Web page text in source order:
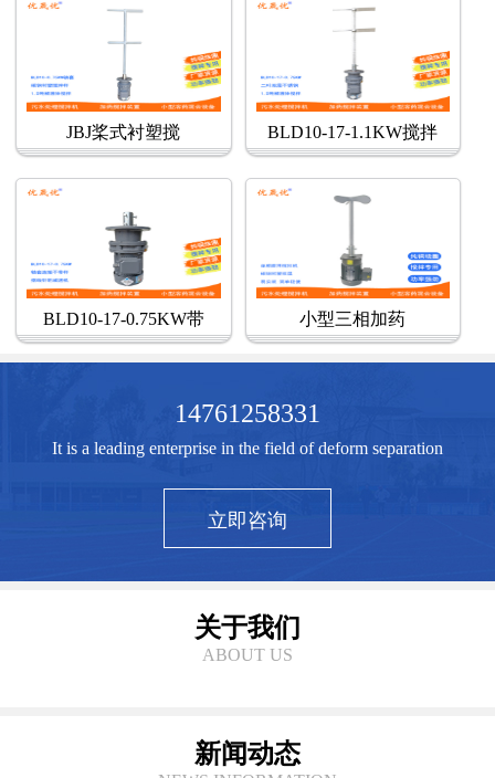
JBJ桨式衬塑搅 BLD10-17-1.1KW搅拌
BLD10-17-0.75KW带 小型三相加药
14761258331
It is a leading enterprise in the field of deform separation
立即咨询
关于我们
ABOUT US
新闻动态